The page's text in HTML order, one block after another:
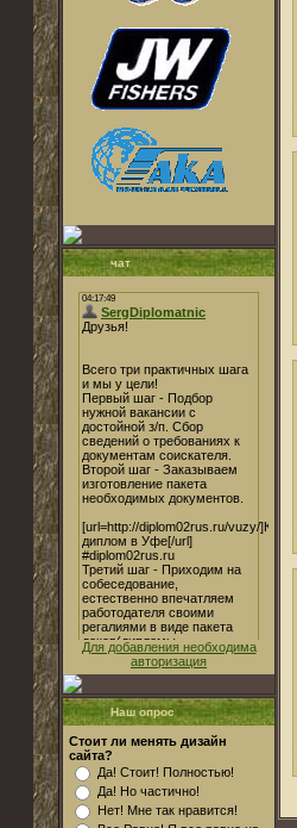
чат
Для добавления необходима
авторизация
Наш опрос
Стоит ли менять дизайн
сайта?
Да! Стоит! Полностью!
Да! Но частично!
Нет! Мне так нравится!